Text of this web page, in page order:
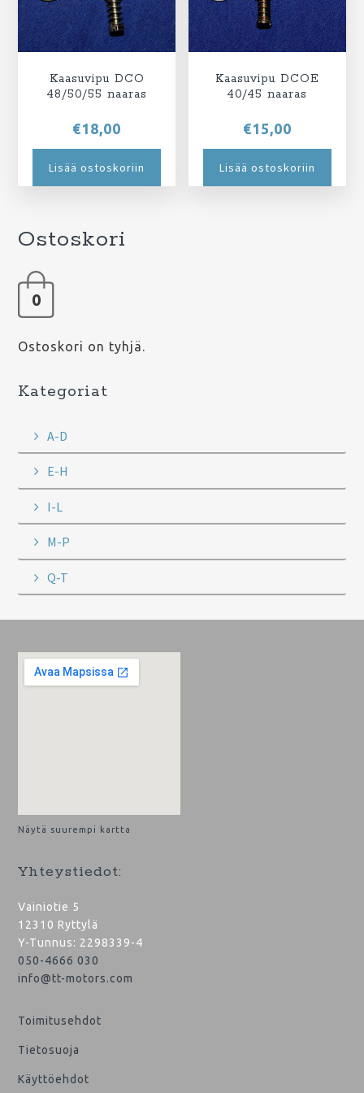
Kaasuvipu DCO
48/50/55 naaras
€18,00
Lisää ostoskoriin
Kaasuvipu DCOE
40/45 naaras
€15,00
Lisää ostoskoriin
Ostoskori
0
Ostoskori on tyhjä.
Kategoriat
A-D
E-H
I-L
M-P
Q-T
Footer
Näytä suurempi kartta
Yhteystiedot:
Vainiotie 5
12310 Ryttylä
Y-Tunnus: 2298339-4
050-4666 030
info@tt-motors.com
Toimitusehdot
Tietosuoja
Käyttöehdot